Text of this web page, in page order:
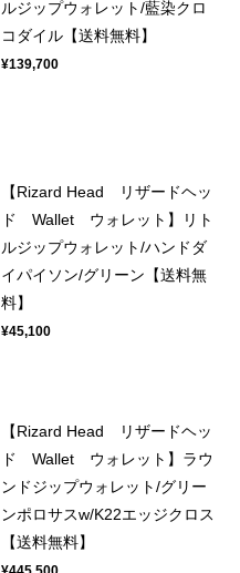
ルジップウォレット/藍染クロ
コダイル【送料無料】
¥139,700
【Rizard Head リザードヘッ
ド Wallet ウォレット】リト
ルジップウォレット/ハンドダ
イパイソン/グリーン【送料無
料】
¥45,100
【Rizard Head リザードヘッ
ド Wallet ウォレット】ラウ
ンドジップウォレット/グリー
ンポロサスw/K22エッジクロス
【送料無料】